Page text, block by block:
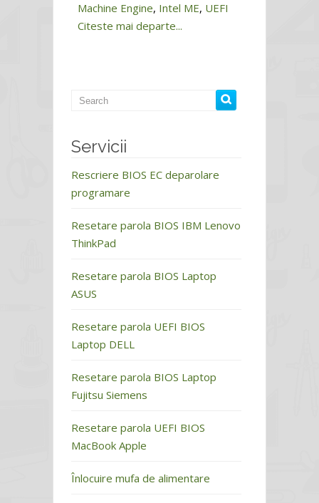
Machine Engine, Intel ME, UEFI
Citeste mai departe...
Servicii
Rescriere BIOS EC deparolare
programare
Resetare parola BIOS IBM Lenovo
ThinkPad
Resetare parola BIOS Laptop
ASUS
Resetare parola UEFI BIOS
Laptop DELL
Resetare parola BIOS Laptop
Fujitsu Siemens
Resetare parola UEFI BIOS
MacBook Apple
Înlocuire mufa de alimentare